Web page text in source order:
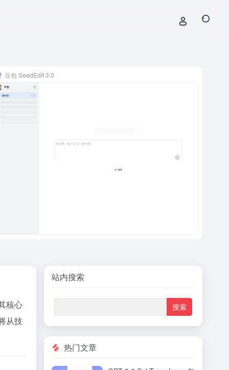
豆包 SeedEdit 3.0
核心
从技
站内搜索
热门文章